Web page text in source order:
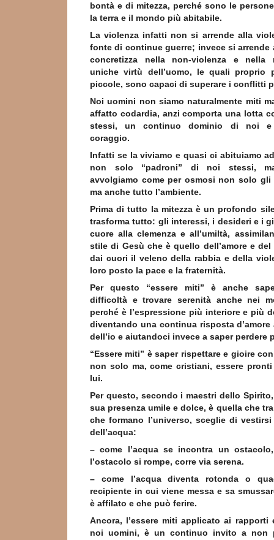
bontà e di mitezza, perché sono le
la terra e il mondo più abitabile.
La violenza infatti non si arrende alla
fonte di continue guerre; invece si arrende
concretizza nella non-violenza e nella
uniche virtù dell’uomo, le quali proprio
piccole, sono capaci di superare i conflitti
Noi uomini non siamo naturalmente miti
affatto codardia, anzi comporta una lotta
stessi, un continuo dominio di noi e
coraggio.
Infatti se la viviamo e quasi ci abituiamo
non solo “padroni” di noi stessi,
avvolgiamo come per osmosi non solo
ma anche tutto l’ambiente.
Prima di tutto la mitezza è un profondo
trasforma tutto: gli interessi, i desideri e i
cuore alla clemenza e all’umiltà,
stile di Gesù che è quello dell’amore e
dai cuori il veleno della rabbia e della
loro posto la pace e la fraternità.
Per questo “essere miti” è anche
difficoltà e trovare serenità anche nei
perché è l’espressione più interiore e più
diventando una continua risposta
dell’io e aiutandoci invece a saper perdere
“Essere miti” è saper rispettare e gioire
non solo ma, come cristiani, essere
lui.
Per questo, secondo i maestri dello
sua presenza umile e dolce, è quella che
che formano l’universo, sceglie di
dell’acqua:
– come l’acqua se incontra un
l’ostacolo si rompe, corre via serena.
– come l’acqua diventa rotonda o
recipiente in cui viene messa e sa
è affilato e che può ferire.
Ancora, l’essere miti applicato ai rapporti
noi uomini, è un continuo invito a non